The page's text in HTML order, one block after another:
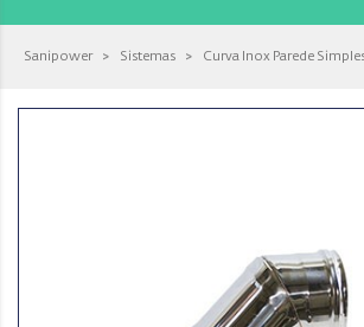
Sanipower > Sistemas > Curva Inox Parede